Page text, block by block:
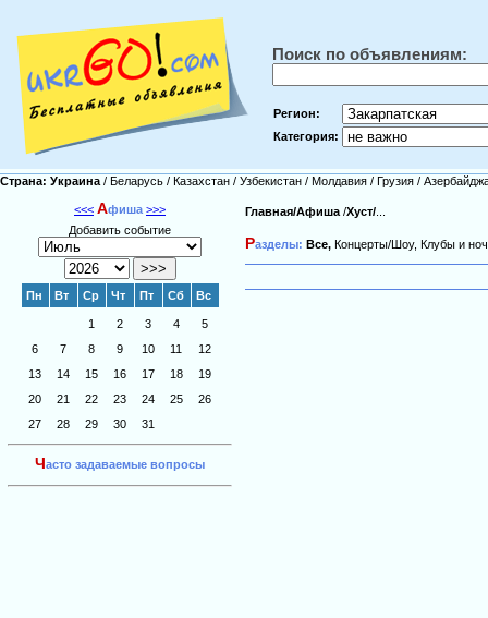
Поиск по объявлениям:
Регион:
Категория:
Страна: Украина / Беларусь / Казахстан / Узбекистан / Молдавия / Грузия /
<<< Афиша >>>
Добавить событие
Пн Вт Ср Чт Пт Сб Вс
1 2 3 4
5
6
7 8 9 10 11
12
13
14 15 16 17 18
19
20
21 22 23 24 25
26
27
28 29 30 31
Часто задаваемые вопросы
Главная/Афиша /Хуст/
Разделы: Все, Концерты/Шоу, Клубы и